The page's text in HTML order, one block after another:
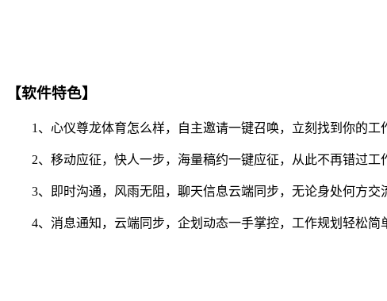
【软件特色】
1、心仪尊龙体育怎么样，自主邀请一键召唤，立刻找到你的工
2、移动应征，快人一步，海量稿约一键应征，从此不再错过工
3、即时沟通，风雨无阻，聊天信息云端同步，无论身处何方交
4、消息通知，云端同步，企划动态一手掌控，工作规划轻松简